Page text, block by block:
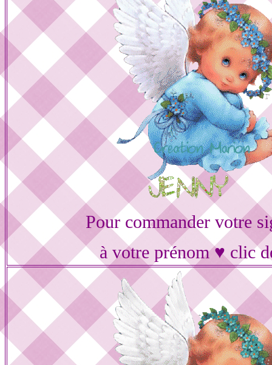
Pour commander votre
à votre prénom ♥ clic